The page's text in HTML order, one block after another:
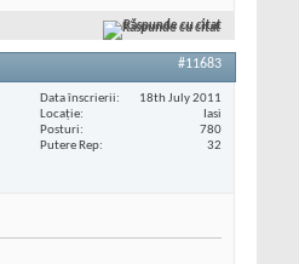
Răspunde cu citat
#11683
Data înscrierii
18th July 2011
Locaţie
Iasi
Posturi
780
Putere Rep
32